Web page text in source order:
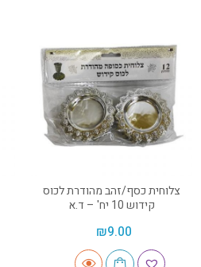
צלוחית כסף/זהב מהודרת לכוס
קידוש 10 יח' – ד.א
₪9.00